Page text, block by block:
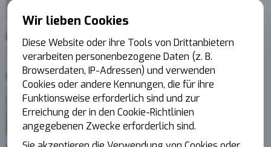
Wir lieben Cookies
Diese Website oder ihre Tools von Drittanbietern
verarbeiten personenbezogene Daten (z. B.
Browserdaten, IP-Adressen) und verwenden
Cookies oder andere Kennungen, die für ihre
Funktionsweise erforderlich sind und zur
Erreichung der in den Cookie-Richtlinien
angegebenen Zwecke erforderlich sind.